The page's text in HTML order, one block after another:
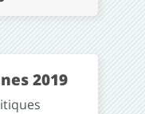
2019